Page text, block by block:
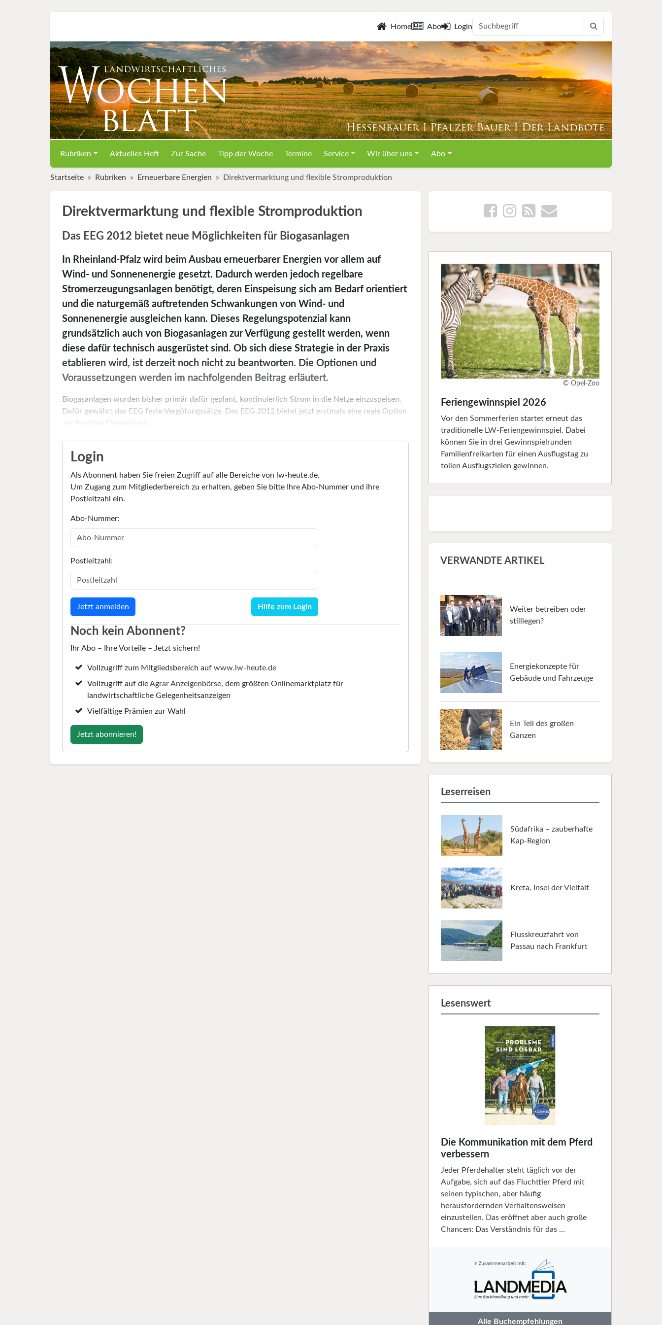
Home Abo Login
Rubriken Aktuelles Heft Zur Sache Tipp der Woche Termine Service Wir über uns Abo
Startseite Rubriken Erneuerbare Energien Direktvermarktung und flexible Stromproduktion
Direktvermarktung und flexible Stromproduktion
Das EEG 2012 bietet neue Möglichkeiten für Biogasanlagen
In Rheinland-Pfalz wird beim Ausbau erneuerbarer Energien vor allem auf
Wind- und Sonnenenergie gesetzt. Dadurch werden jedoch regelbare
Stromerzeugungsanlagen benötigt, deren Einspeisung sich am Bedarf orientiert
und die naturgemäß auftretenden Schwankungen von Wind- und
Sonnenenergie ausgleichen kann. Dieses Regelungspotenzial kann
grundsätzlich auch von Biogasanlagen zur Verfügung gestellt werden, wenn
diese dafür technisch ausgerüstet sind. Ob sich diese Strategie in der Praxis
etablieren wird, ist derzeit noch nicht zu beantworten. Die Optionen und
Voraussetzungen werden im nachfolgenden Beitrag erläutert.
Biogasanlagen wurden bisher primär dafür geplant, kontinuierlich Strom in die Netze einzuspeisen.
Dafür gewährt das EEG feste Vergütungssätze. Das EEG 2012 bietet jetzt erstmals eine reale Option
zur flexiblen Einspeisung ...
Login
Als Abonnent haben Sie freien Zugriff auf alle Bereiche von lw-heute.de.
Um Zugang zum Mitgliederbereich zu erhalten, geben Sie bitte Ihre Abo-Nummer und ihre
Postleitzahl ein.
Abo-Nummer:
Postleitzahl:
Hilfe zum Login
Noch kein Abonnent?
Ihr Abo – Ihre Vorteile – Jetzt sichern!
Vollzugriff zum Mitgliedsbereich aufwww.lw-heute.de
Vollzugriff auf dieAgrar Anzeigenbörse, dem größten Onlinemarktplatz für
landwirtschaftliche Gelegenheitsanzeigen
Vielfältige Prämien zur Wahl
Jetzt abonnieren!
© Opel-Zoo
Feriengewinnspiel 2026
Vor den Sommerferien startet erneut das
traditionelle LW-Feriengewinnspiel. Dabei
können Sie in drei Gewinnspielrunden
Familienfreikarten für einen Ausflugstag zu
tollen Ausflugszielen gewinnen.
VERWANDTE ARTIKEL
Weiter betreiben oder
stilllegen?
Energiekonzepte für
Gebäude und Fahrzeuge
Ein Teil des großen
Ganzen
Leserreisen
Südafrika – zauberhafte
Kap-Region
Kreta, Insel der Vielfalt
Flusskreuzfahrt von
Passau nach Frankfurt
Lesenswert
Die Kommunikation mit dem Pferd
verbessern
Jeder Pferdehalter steht täglich vor der
Aufgabe, sich auf das Fluchttier Pferd mit
seinen typischen, aber häufig
herausfordernden Verhaltensweisen
einzustellen. Das eröffnet aber auch große
Chancen: Das Verständnis für das …
Alle Buchempfehlungen